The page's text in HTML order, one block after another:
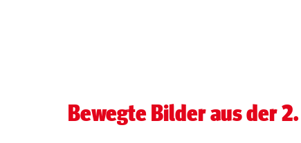
Bewegte Bilder aus der